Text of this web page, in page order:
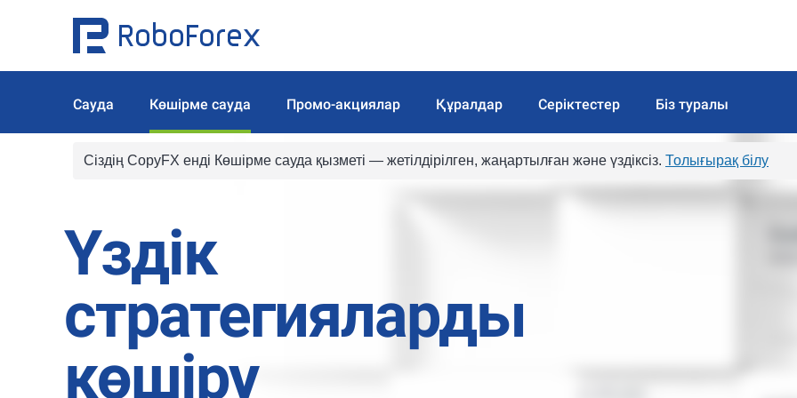
Сауда Көшірме сауда Промо-акциялар Құралдар Серіктестер Біз туралы
Сіздің CopyFX енді Көшірме сауда қызметі — жетілдірілген, жаңартылған және үздіксіз. Толығырақ білу
Үздік
стратегияларды
көшіру